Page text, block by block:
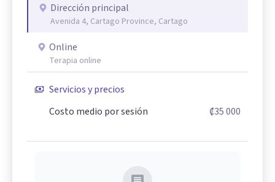
Dirección principal
Avenida 4, Cartago Province, Cartago
Online
Terapia online
Servicios y precios
Costo medio por sesión
₡35 000